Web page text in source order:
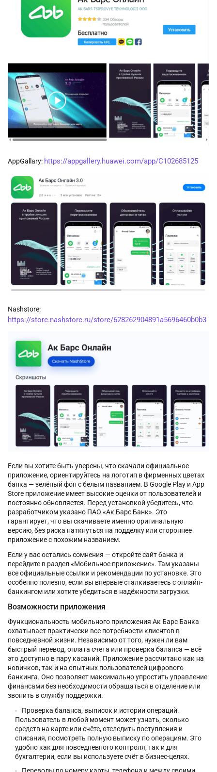
AppGallary: https://appgallery.huawei.com/app/C102685125
Nashstore:
https://store.nashstore.ru/store/628262904891a5696460b0b3
Если вы хотите быть уверены, что скачали официальное
приложение, ориентируйтесь на логотип в фирменных цветах
банка — зелёный фон с белым названием. В Google Play и App
Store приложение имеет высокие оценки от пользователей и
постоянно обновляется. Перед установкой убедитесь, что
разработчиком указано ПАО «Ак Барс Банк». Это
гарантирует, что вы скачиваете именно оригинальную
версию, без риска наткнуться на подделку или стороннее
приложение с похожим названием.
Если у вас остались сомнения — откройте сайт банка и
перейдите в раздел «Мобильное приложение». Там указаны
все официальные ссылки и рекомендации по установке. Это
особенно полезно, если вы впервые сталкиваетесь с онлайн-
банкингом или хотите убедиться в надёжности загрузки.
Возможности приложения
Функциональность мобильного приложения Ак Барс Банка
охватывает практически все потребности клиентов в
повседневной жизни. Независимо от того, нужен ли вам
быстрый перевод, оплата счета или проверка баланса — всё
это доступно в пару касаний. Приложение рассчитано как на
новичков, так и на опытных пользователей цифрового
банкинга. Оно позволяет максимально упростить управление
финансами без необходимости обращаться в отделение или
звонить в службу поддержки.
Проверка баланса, выписок и истории операций.
Пользователь в любой момент может узнать, сколько
средств на карте или счёте, отследить поступления и
списания, посмотреть полную выписку по операциям. Это
удобно как для повседневного контроля, так и для
бухгалтерии, если вы используете счёт в бизнес-целях.